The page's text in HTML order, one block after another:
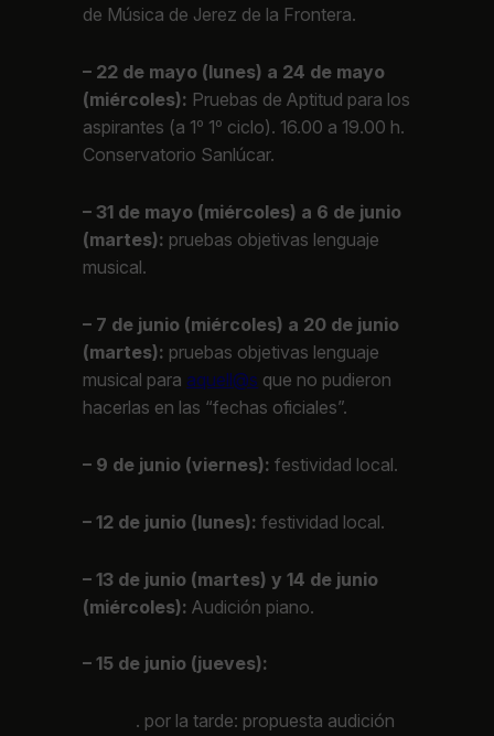
de Música de Jerez de la Frontera.
– 22 de mayo (lunes) a 24 de mayo
(miércoles): Pruebas de Aptitud para los
aspirantes (a 1º 1º ciclo). 16.00 a 19.00 h.
Conservatorio Sanlúcar.
– 31 de mayo (miércoles) a 6 de junio
(martes): pruebas objetivas lenguaje
musical.
– 7 de junio (miércoles) a 20 de junio
(martes): pruebas objetivas lenguaje
musical para aquell@s que no pudieron
hacerlas en las “fechas oficiales”.
– 9 de junio (viernes): festividad local.
– 12 de junio (lunes): festividad local.
– 13 de junio (martes) y 14 de junio
(miércoles): Audición piano.
– 15 de junio (jueves):
. por la tarde: propuesta audición